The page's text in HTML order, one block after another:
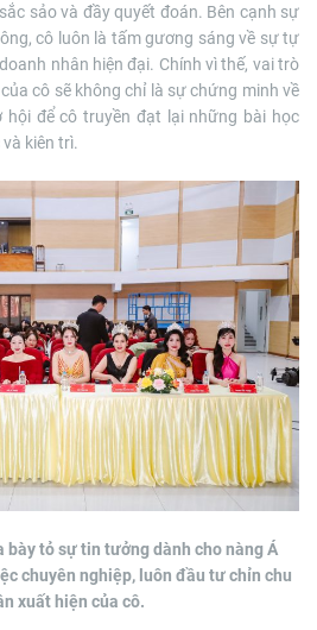
sảo và đầy quyết đoán. Bên cạnh sự
cô luôn là tấm gương sáng về sự tự
nhân hiện đại. Chính vì thế, vai trò
cô sẽ không chỉ là sự chứng minh về
hội để cô truyền đạt lại những bài học
kiên trì.
bày tỏ sự tin tưởng dành chonàng Á
chuyên nghiệp, luôn đầu tư chỉn chu
xuất hiện của cô.